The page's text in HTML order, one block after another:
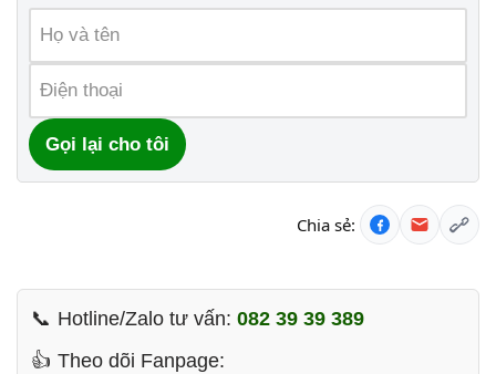
Gọi lại cho tôi
Chia sẻ:
Hotline/Zalo tư vấn: 082 39 39 389
Theo dõi Fanpage: